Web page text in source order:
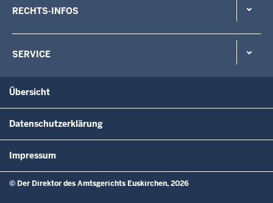
RECHTS-INFOS
SERVICE
Übersicht
Datenschutzerklärung
Impressum
© Der Direktor des Amtsgerichts Euskirchen, 2026